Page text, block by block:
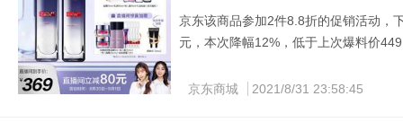
京东该商品参加2件8.8折的促销活动，
元，本次降幅12%，低于上次爆料价
京东商城 2021/8/31 23:58:45